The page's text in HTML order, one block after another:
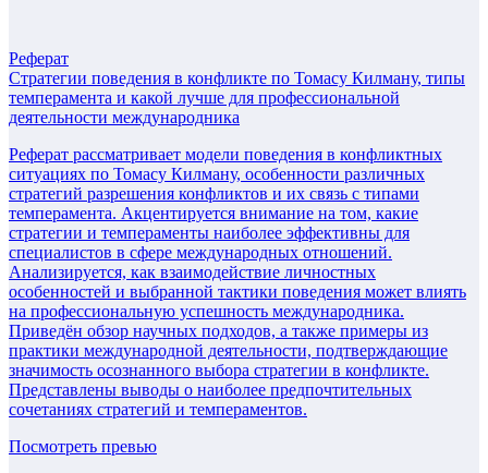
Реферат
Стратегии поведения в конфликте по Томасу Килману, типы
темперамента и какой лучше для профессиональной
деятельности международника
Реферат рассматривает модели поведения в конфликтных
ситуациях по Томасу Килману, особенности различных
стратегий разрешения конфликтов и их связь с типами
темперамента. Акцентируется внимание на том, какие
стратегии и темпераменты наиболее эффективны для
специалистов в сфере международных отношений.
Анализируется, как взаимодействие личностных
особенностей и выбранной тактики поведения может влиять
на профессиональную успешность международника.
Приведён обзор научных подходов, а также примеры из
практики международной деятельности, подтверждающие
значимость осознанного выбора стратегии в конфликте.
Представлены выводы о наиболее предпочтительных
сочетаниях стратегий и темпераментов.
Посмотреть превью